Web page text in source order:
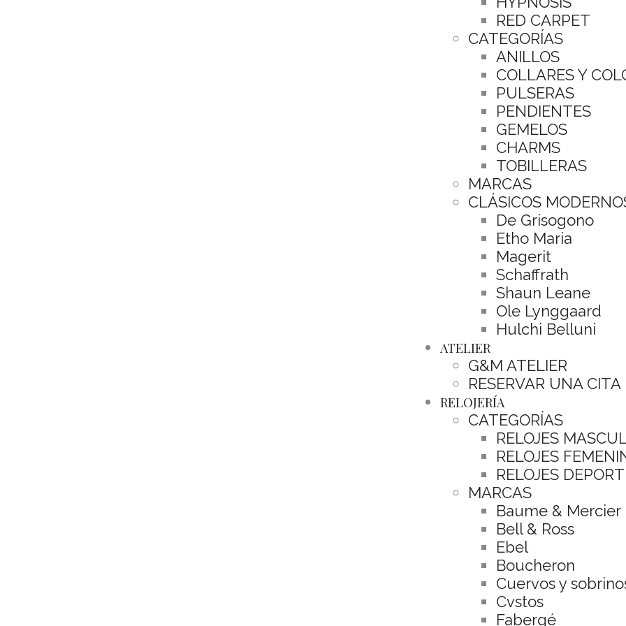
RED CARPET
CATEGORÍAS
ANILLOS
COLLARES Y
PULSERAS
PENDIENTES
GEMELOS
CHARMS
TOBILLERAS
MARCAS
CLÁSICOS
De Grisogono
Etho Maria
Magerit
Schaffrath
Shaun Leane
Ole Lynggaard
Hulchi Belluni
ATELIER
G&M ATELIER
RESERVAR UNA CITA
RELOJERÍA
CATEGORÍAS
RELOJES
RELOJES
RELOJES
MARCAS
Baume & Mercier
Bell & Ross
Ebel
Boucheron
Cuervos y
Cvstos
Fabergé